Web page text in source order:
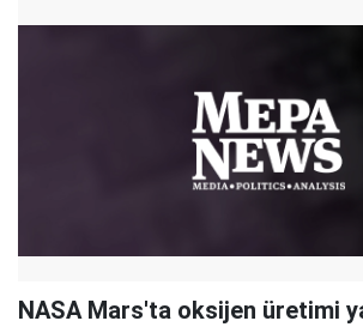
NASA Mars'ta oksijen üretimi